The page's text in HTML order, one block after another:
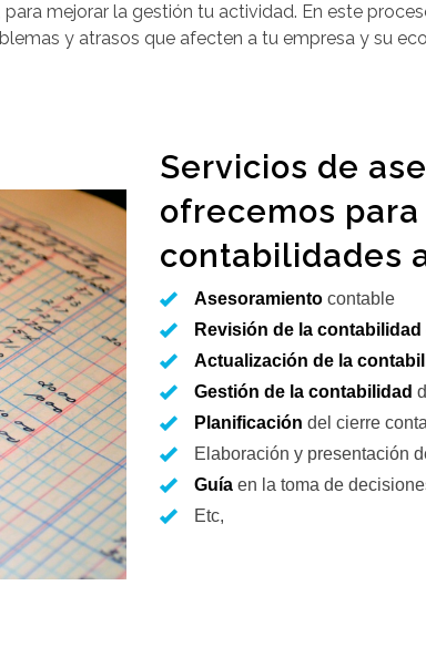
mejorar la gestión tu actividad. En este
y atrasos que afecten a tu empresa y su
Servicios de
ofrecemos
contabilidades
Asesoramiento contable
Revisión de la contabilidad
Actualización de la
Gestión de la contabilidad
Planificación del cierre
Elaboración y presentación
Guía en la toma de
Etc,